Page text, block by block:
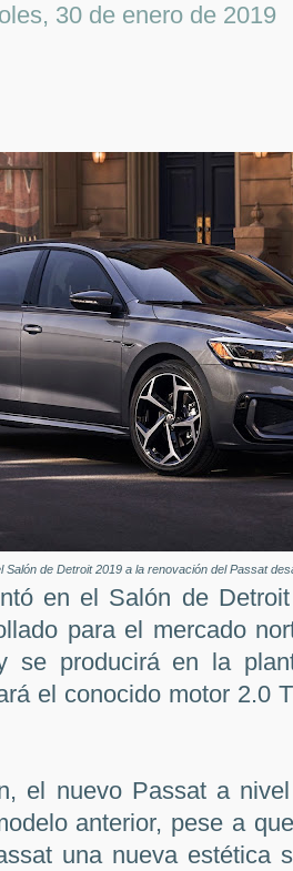
30 de enero de 2019
Salón de Detroit 2019 a la renovación del Passat
en el Salón de
para el mercado
se producirá en la
el conocido motor 2.0
el nuevo Passat a
anterior, pese a
una nueva estética